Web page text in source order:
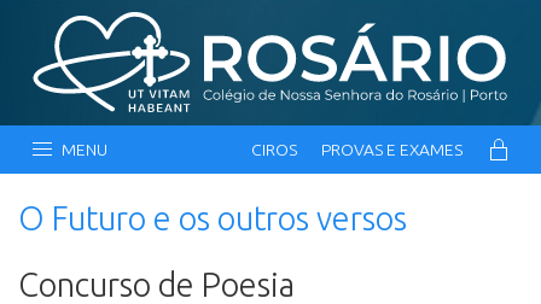
MENU CIROS PROVAS E EXAMES
O Futuro e os outros versos
Concurso de Poesia